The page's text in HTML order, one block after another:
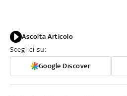
Ascolta Articolo
Sceglici su:
Google Discover